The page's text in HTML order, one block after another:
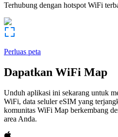
Terhubung dengan hotspot WiFi
Perluas peta
Dapatkan WiFi Map
Unduh aplikasi ini sekarang untuk
WiFi, data seluler eSIM yang
komunitas WiFi Map berkembang
area Anda.